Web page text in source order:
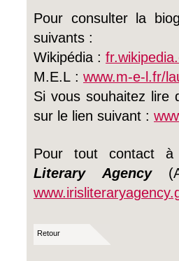
Pour consulter la
suivants :
Wikipédia :
M.E.L : www.m-e-l.fr/
Si vous souhaitez lire
sur le lien suivant :
Pour tout contact à
Literary Agency
Retour